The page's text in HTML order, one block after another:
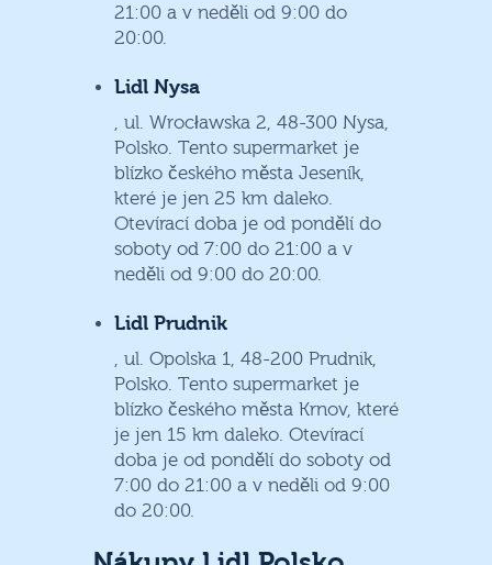
21:00 a v neděli od 9:00 do
20:00.
Lidl Nysa
, ul. Wrocławska 2, 48-300 Nysa,
Polsko. Tento supermarket je
blízko českého města Jeseník,
které je jen 25 km daleko.
Otevírací doba je od pondělí do
soboty od 7:00 do 21:00 a v
neděli od 9:00 do 20:00.
Lidl Prudnik
, ul. Opolska 1, 48-200 Prudnik,
Polsko. Tento supermarket je
blízko českého města Krnov, které
je jen 15 km daleko. Otevírací
doba je od pondělí do soboty od
7:00 do 21:00 a v neděli od 9:00
do 20:00.